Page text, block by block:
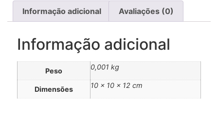
Informação adicional Avaliações (0)
Informação adicional
Peso 0,001 kg
Dimensões 10 × 10 × 12 cm